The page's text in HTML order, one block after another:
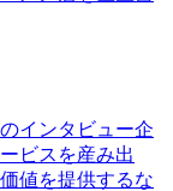
インタビュー企
ビスを産み出
値を提供するな